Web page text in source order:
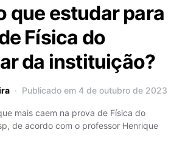
que estudar para
Física do
da instituição?
Publicado em 4 de outubro de 2023
mais caem na prova de Física do
de acordo com o professor Henrique